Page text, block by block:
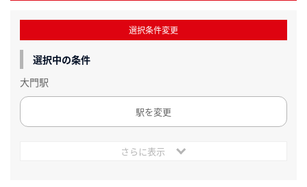
選択条件変更
選択中の条件
大門駅
駅を変更
さらに表示